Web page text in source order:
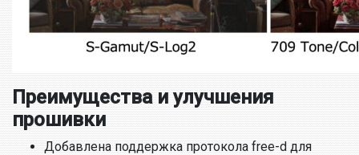
Преимущества и улучшения
прошивки
Добавлена поддержка протокола free-d для